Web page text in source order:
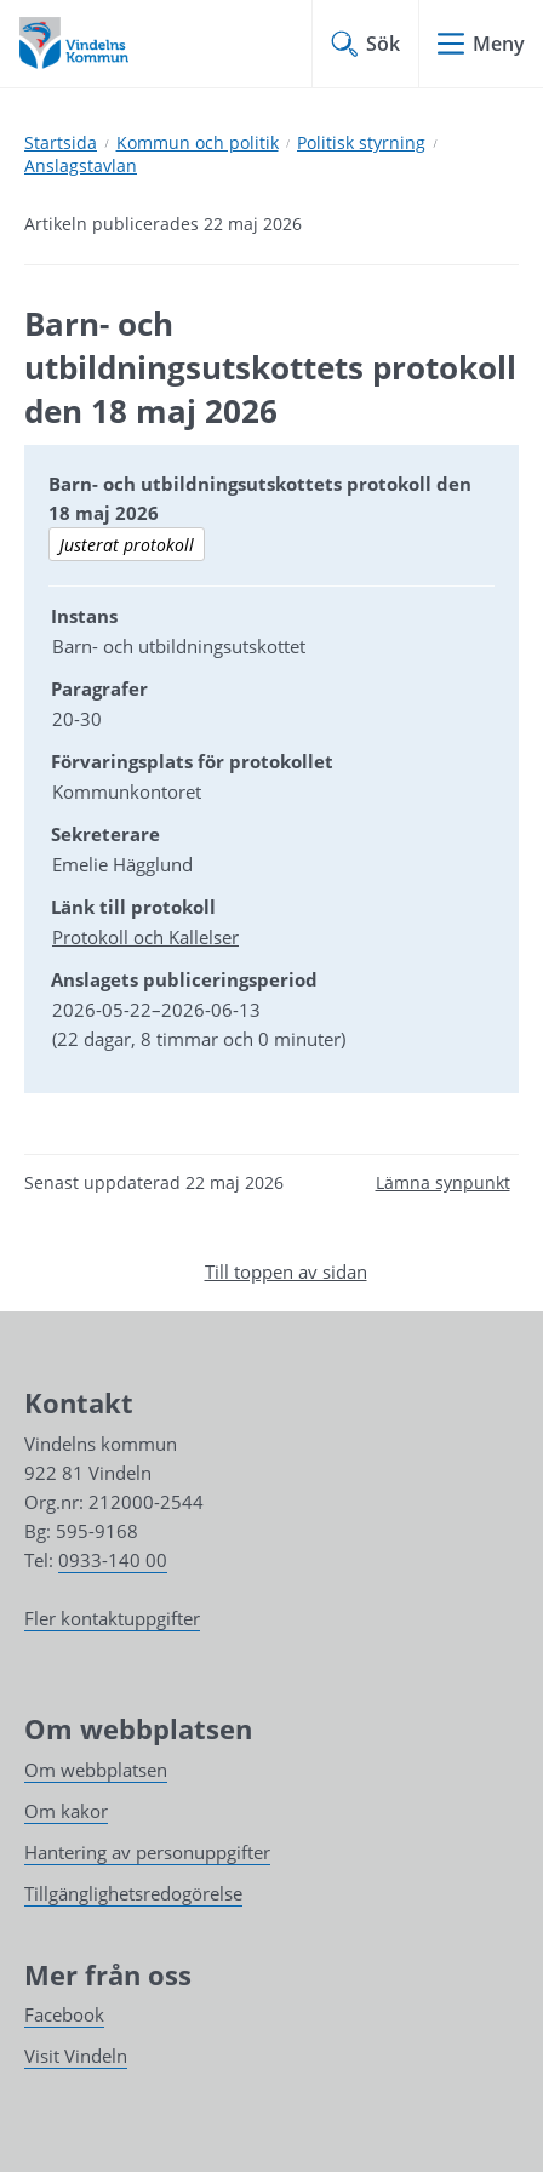
Hoppa
till
innehåll
Hoppa
till
undermeny
Sök Meny
Startsida Kommun och politik
Politisk styrning
Anslagstavlan
Artikeln publicerades 22 maj 2026
Barn- och
utbildningsutskottets protokoll
den 18 maj 2026
Barn- och utbildningsutskottets protokoll den
18 maj 2026
Justerat protokoll
Instans
Barn- och utbildningsutskottet
Paragrafer
20-30
Förvaringsplats för protokollet
Kommunkontoret
Sekreterare
Emelie Hägglund
Länk till protokoll
Protokoll och Kallelser
Anslagets publiceringsperiod
2026-05-22–2026-06-13
(22 dagar, 8 timmar och 0 minuter)
Senast uppdaterad 22 maj 2026 Lämna synpunkt
Till toppen av sidan
Kontakt
Vindelns kommun
922 81 Vindeln
Org.nr: 212000-2544
Bg: 595-9168
Tel: 0933-140 00
Fler kontaktuppgifter
Om webbplatsen
Om webbplatsen
Om kakor
Hantering av personuppgifter
Tillgänglighetsredogörelse
Mer från oss
Facebook
Visit Vindeln